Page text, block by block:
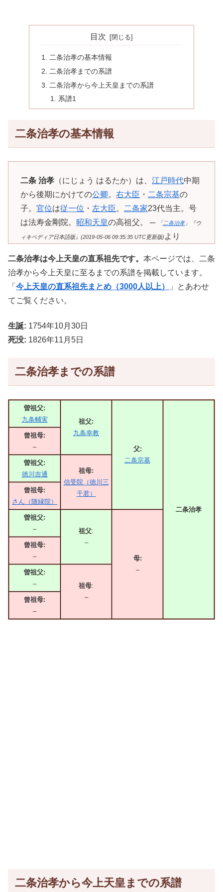
目次
二条治孝の基本情報
二条治孝までの系譜
二条治孝から今上天皇までの系譜
系譜1
二条治孝の基本情報
二条 治孝 （にじょう はるたか）は、 江戸時代中期
から後期にかけての公卿。 右大臣 ・ 二条宗基の
子。 官位は従一位 ・ 左大臣。 二条家23代当主。号
は法寿金剛院。 昭和天皇の高祖父。 ─ 「二条治孝」『ウ
ィキペディア日本語版』(2019-05-06 09:35:35 UTC更新版) より
二条治孝は今上天皇の直系祖先です。 本ページでは、二条
治孝から今上天皇に至るまでの系譜を掲載しています。
「 今上天皇の直系祖先まとめ（3000人以上）
」とあわせ
てご覧ください。
生誕: 1754年10月30日
死没: 1826年11月5日
二条治孝までの系譜
曽祖父:
九条輔実
祖父:
九条幸教
父:
二条宗基
二条治孝
曾祖母:
–
曽祖父:
徳川吉通
祖母:
信受院（徳川三
千君）
曾祖母:
さん（随縁院）
曽祖父:
–
祖父:
–
母:
–
曾祖母:
–
曽祖父:
–
祖母:
–
曾祖母:
–
二条治孝から今上天皇までの系譜